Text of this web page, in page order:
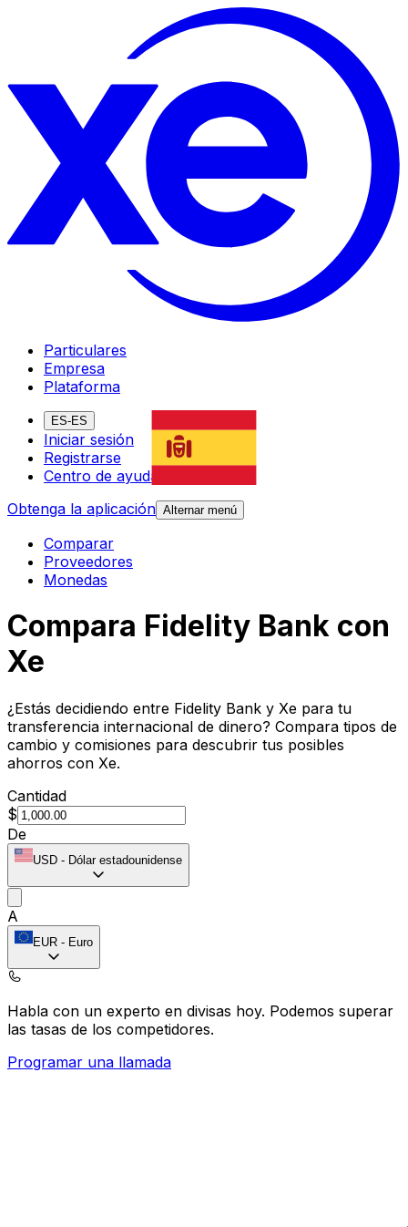
Particulares
Empresa
Plataforma
ES-ES
Iniciar sesión
Registrarse
Centro de ayuda
Obtenga la aplicación Alternar menú
Comparar
Proveedores
Monedas
Compara Fidelity Bank con
Xe
¿Estás decidiendo entre Fidelity Bank y Xe para tu
transferencia internacional de dinero? Compara tipos de
cambio y comisiones para descubrir tus posibles
ahorros con Xe.
Cantidad
$
De
USD - Dólar estadounidense
A
EUR - Euro
Habla con un experto en divisas hoy. Podemos superar
las tasas de los competidores.
Programar una llamada